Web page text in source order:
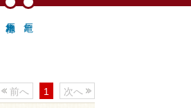
前へ 1 次へ